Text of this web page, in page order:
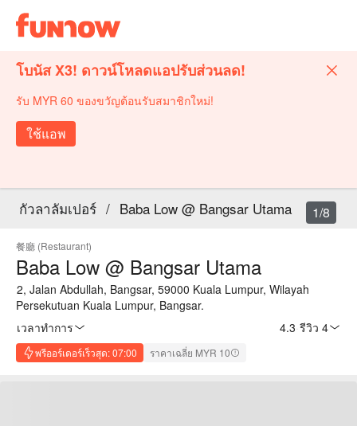
โบนัส X3! ดาวน์โหลดแอปรับส่วนลด!
รับ MYR 60 ของขวัญต้อนรับสมาชิกใหม่!
ใช้แอพ
กัวลาลัมเปอร์ / Baba Low @ Bangsar Utama
餐廳 (Restaurant)
Baba Low @ Bangsar Utama
2, Jalan Abdullah, Bangsar, 59000 Kuala Lumpur, Wilayah
Persekutuan Kuala Lumpur, Bangsar.
เวลาทำการ
4.3 รีวิว 4
พรีออร์เดอร์เร็วสุด: 07:00 ราคาเฉลี่ย MYR 10
1/8